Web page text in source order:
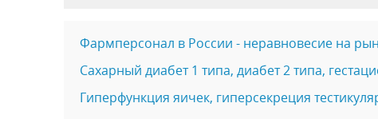
Фармперсонал в России - неравновесие на
Сахарный диабет 1 типа, диабет 2 типа,
Гиперфункция яичек, гиперсекреция